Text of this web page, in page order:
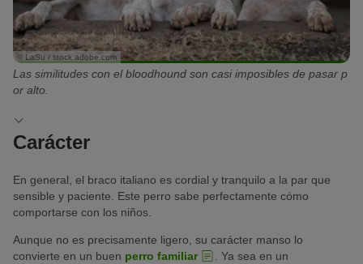
© LaSu / stock.adobe.com
Las similitudes con el bloodhound son casi imposibles de pasar p
or alto.
Carácter
En general, el braco italiano es cordial y tranquilo a la par que
sensible y paciente. Este perro sabe perfectamente cómo
comportarse con los niños.
Aunque no es precisamente ligero, su carácter manso lo
convierte en un buen perro familiar
. Ya sea en un